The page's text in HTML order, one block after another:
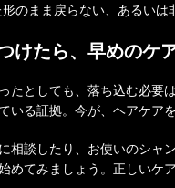
のまま戻らない、あるいは
けたら、早めのケ
たとしても、落ち込む必要
いる証拠。今が、ヘアケア
相談したり、お使いのシ
めてみましょう。正しいケ